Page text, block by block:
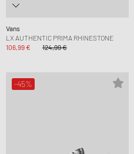
Vans
LX AUTHENTIC PRIMA RHINESTONE
106,99 €
124,99 €
-45%